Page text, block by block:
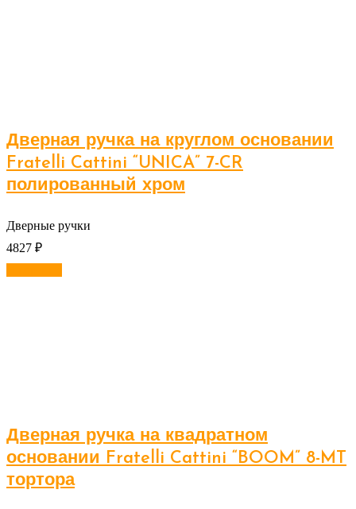
Дверная ручка на круглом основании
Fratelli Cattini “UNICA” 7-CR
полированный хром
Дверные ручки
4827 ₽
Дверная ручка на квадратном
основании Fratelli Cattini “BOOM” 8-MT
тортора